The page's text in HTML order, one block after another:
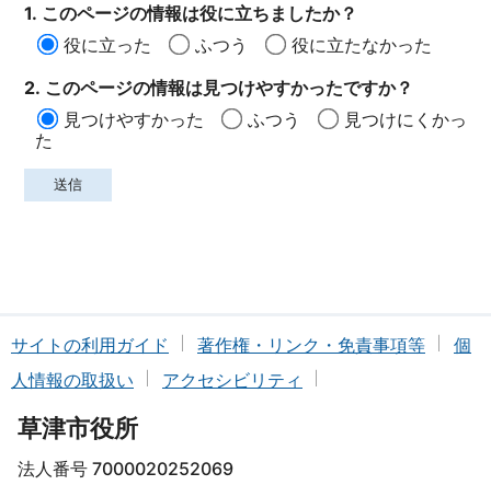
1. このページの情報は役に立ちましたか？
役に立った
ふつう
役に立たなかった
2. このページの情報は見つけやすかったですか？
見つけやすかった
ふつう
見つけにくかっ
た
サイトの利用ガイド 著作権・リンク・免責事項等
個
人情報の取扱い
アクセシビリティ
草津市役所
法人番号 7000020252069